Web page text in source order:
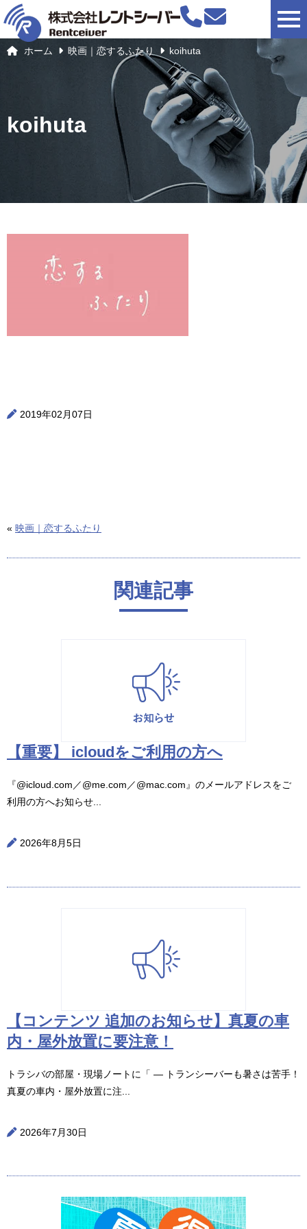
ホーム 映画｜恋するふたり koihuta
koihuta
2019年02月07日
« 映画｜恋するふたり
関連記事
【重要】 icloudをご利用の方へ
『@icloud.com／@me.com／@mac.com』のメールアドレスをご
利用の方へお知らせ...
2026年8月5日
【コンテンツ 追加のお知らせ】真夏の車
内・屋外放置に要注意！
トラシバの部屋・現場ノートに「 ― トランシーバーも暑さは苦手！
真夏の車内・屋外放置に注...
2026年7月30日